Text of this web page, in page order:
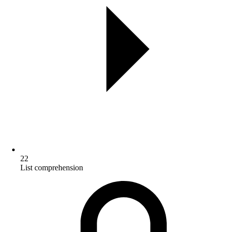
22
List comprehension